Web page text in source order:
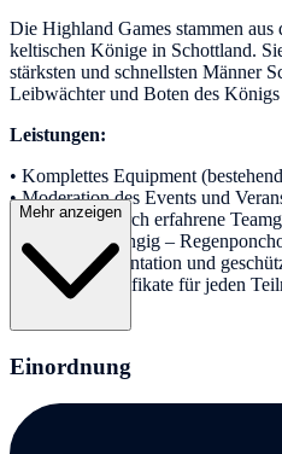
Die Highland Games stammen
keltischen Könige in Schottland.
stärksten und schnellsten Männer
Leibwächter und Boten des
Leistungen:
• Komplettes Equipment
• Moderation des Events und
• Betreuung durch erfahrene
• Wetterunabhängig –
• Bilderdokumentation und
• Teamgeistzertifikate für jeden
Mehr anzeigen
Einordnung